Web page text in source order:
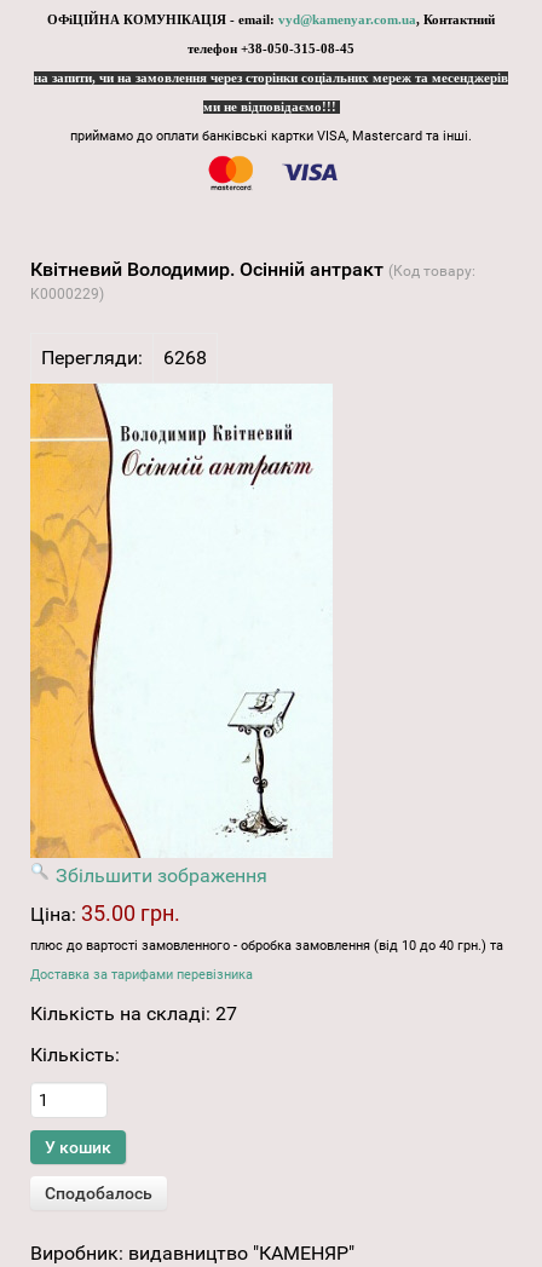
ОФіЦІЙНА КОМУНІКАЦІЯ - email: vyd@kamenyar.com.ua, Контактний
телефон +38-050-315-08-45
на запити, чи на замовлення через сторінки соціальних мереж та месенджерів
ми не відповідаємо!!!
приймамо до оплати банківські картки VISA, Mastercard та інші.
Квітневий Володимир. Осінній антракт (Код товару:
K0000229)
Перегляди: 6268
Збільшити зображення
Ціна: 35.00 грн.
плюс до вартості замовленного - обробка замовлення (від 10 до 40 грн.) та
Доставка за тарифами перевізника
Кількість на складі: 27
Кількість:
Виробник: видавництво "КАМЕНЯР"